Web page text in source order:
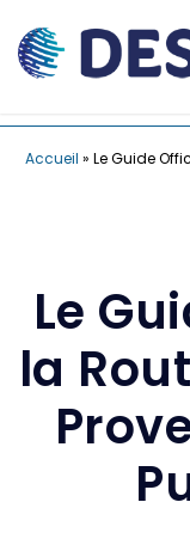
Accueil » Le Guide
Le
la